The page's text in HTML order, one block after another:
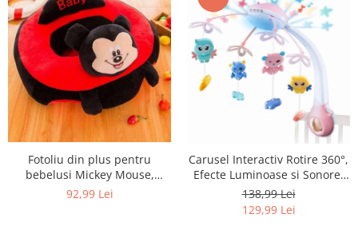
Fotoliu din plus pentru
bebelusi Mickey Mouse,
negru/rosu
92,99 Lei
Carusel Interactiv Rotire 360°,
Efecte Luminoase si Sonore,
500 Melodii, Roz
138,99 Lei
129,99 Lei